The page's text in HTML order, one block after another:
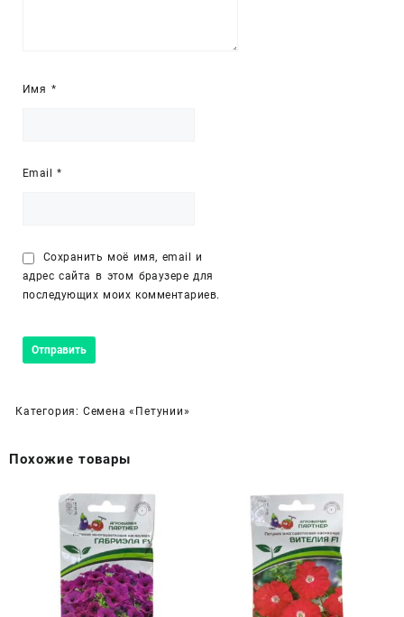
Имя *
Email*
Сохранить моё имя, email и
адрес сайта в этом браузере для
последующих моих комментариев.
Категория: Семена «Петунии»
Похожие товары